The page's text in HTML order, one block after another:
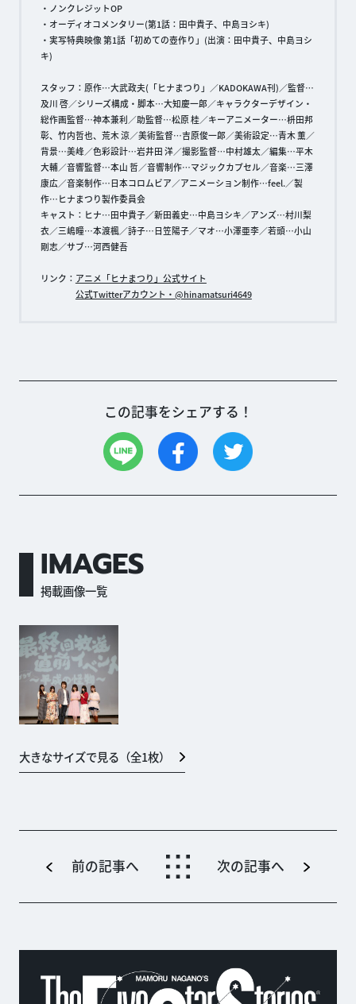
・ノンクレジットOP
・オーディオコメンタリー(第1話：田中貴子、中島ヨシキ)
・実写特典映像 第1話「初めての壺作り」(出演：田中貴子、中島ヨシ
キ)
スタッフ：原作…大武政夫(「ヒナまつり」／KADOKAWA刊)／監督…
及川 啓／シリーズ構成・脚本…大知慶一郎／キャラクターデザイン・
総作画監督…神本兼利／助監督…松原 桂／キーアニメーター…枡田邦
彰、竹内哲也、荒木 涼／美術監督…吉原俊一郎／美術設定…青木 薫／
背景…美峰／色彩設計…岩井田 洋／撮影監督…中村雄太／編集…平木
大輔／音響監督…本山 哲／音響制作…マジックカプセル／音楽…三澤
康広／音楽制作…日本コロムビア／アニメーション制作…feel.／製
作…ヒナまつり製作委員会
キャスト：ヒナ…田中貴子／新田義史…中島ヨシキ／アンズ…村川梨
衣／三嶋瞳…本渡楓／詩子…日笠陽子／マオ…小澤亜李／若頭…小山
剛志／サブ…河西健吾
リンク： アニメ「ヒナまつり」公式サイト
公式Twitterアカウント・@hinamatsuri4649
この記事をシェアする！
IMAGES
掲載画像一覧
大きなサイズで見る（全1枚）
前の記事へ 次の記事へ